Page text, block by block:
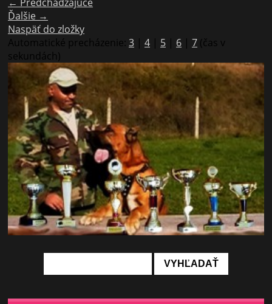
Ďalšie →
Naspäť do zložky
Automatické precházenie: 3 | 4 | 5 | 6 | 7 (čas v
sekundách)